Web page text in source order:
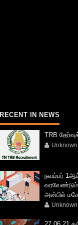
RECENT IN NEWS
TRB
Unknown
நவம்பர்
அன்பில்
Unknown